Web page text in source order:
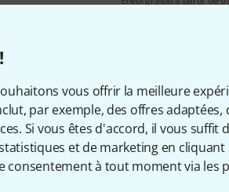
vous offrir la meilleure
par exemple, des offres
Si vous êtes d'accord, il vous suffit
et de marketing en
consentement à tout moment via les
ce que vous voyez ?
Aide et commentaires